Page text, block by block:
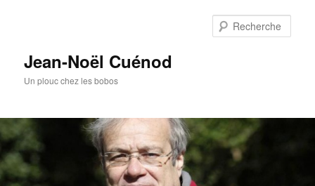
Jean-Noël Cuénod
Un plouc chez les bobos